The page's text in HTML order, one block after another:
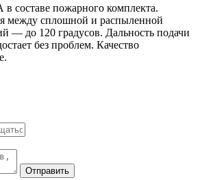
составе пожарного комплекта.
между сплошной и распыленной
— до 120 градусов. Дальность подачи
без проблем. Качество
Отправить